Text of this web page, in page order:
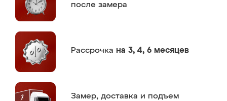
после замера
Рассрочка на 3, 4, 6 месяцев
Замер, доставка и подъем